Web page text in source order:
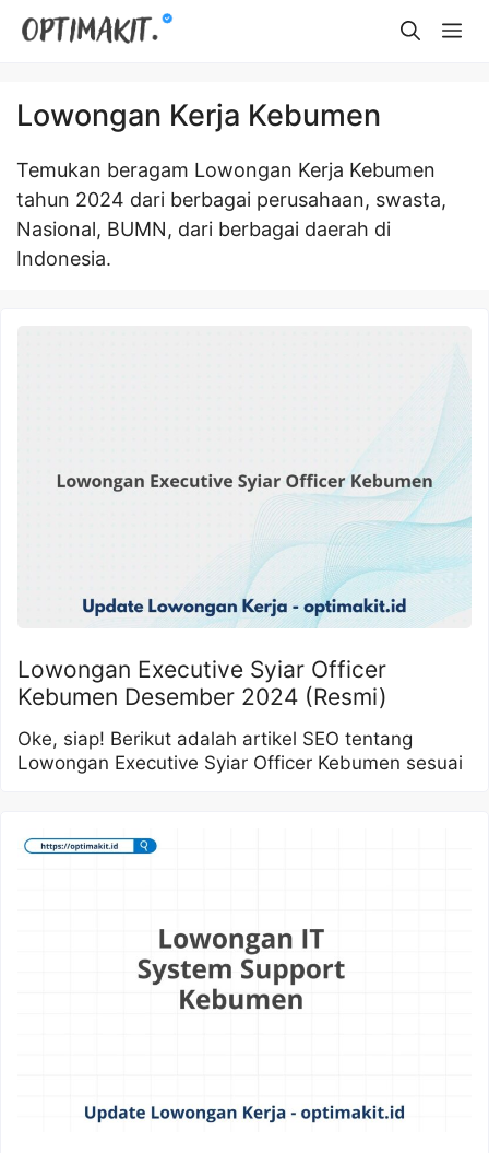
Skip
Lowongan Kerja Kebumen
Temukan beragam Lowongan Kerja Kebumen
tahun 2024 dari berbagai perusahaan, swasta,
Nasional, BUMN, dari berbagai daerah di
Indonesia.
Lowongan Executive Syiar Officer
Kebumen Desember 2024 (Resmi)
Oke, siap! Berikut adalah artikel SEO tentang
Lowongan Executive Syiar Officer Kebumen sesuai